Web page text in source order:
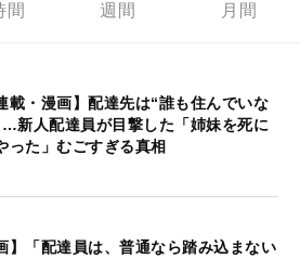
間 週間 月間
載・漫画】配達先は“誰も住んでいな
新人配達員が目撃した「姉妹を死に
った」むごすぎる真相
】「配達員は、普通なら踏み込まない